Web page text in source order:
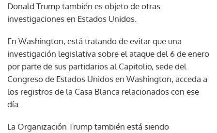
Donald Trump también es objeto de otras
investigaciones en Estados Unidos.
En Washington, está tratando de evitar que una
investigación legislativa sobre el ataque del 6 de enero
por parte de sus partidarios al Capitolio, sede del
Congreso de Estados Unidos en Washington, acceda a
los registros de la Casa Blanca relacionados con ese
día.
La Organización Trump también está siendo